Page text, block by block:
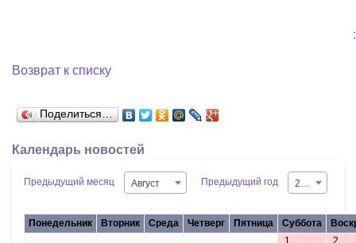
:
Возврат к списку
Поделиться…
Календарь новостей
Предыдущий месяц Август Предыдущий год 2026
Понедельник Вторник Среда Четверг Пятница Суббота
1 2